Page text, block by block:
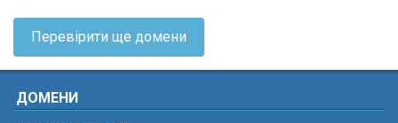
Перевірити ще домени
ДОМЕНИ